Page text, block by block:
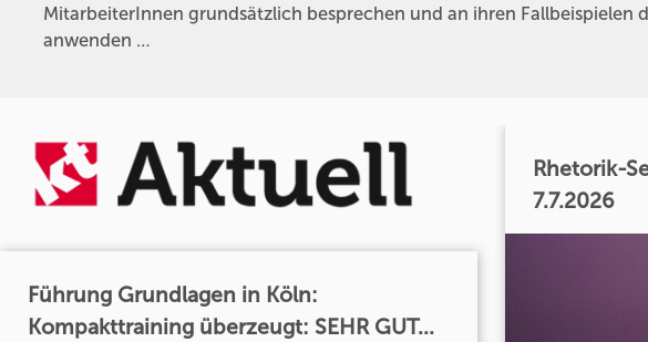
MitarbeiterInnen grundsätzlich besprechen und an ihren Fallbeispielen
anwenden …
Führung Grundlagen in Köln:
Kompakttraining überzeugt: SEHR GUT...
Rhetorik-
7.7.2026